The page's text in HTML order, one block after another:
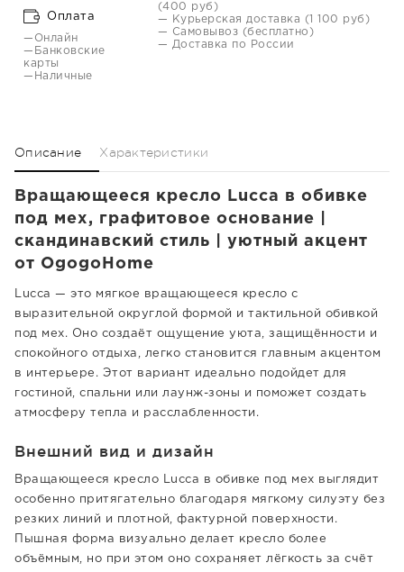
Оплата
—Онлайн
—Банковские
карты
—Наличные
(400 руб)
— Курьерская доставка (1 100 руб)
— Самовывоз (бесплатно)
— Доставка по России
Описание Характеристики
Вращающееся кресло Lucca в обивке
под мех, графитовое основание |
скандинавский стиль | уютный акцент
от OgogoHome
Lucca — это мягкое вращающееся кресло с
выразительной округлой формой и тактильной обивкой
под мех. Оно создаёт ощущение уюта, защищённости и
спокойного отдыха, легко становится главным акцентом
в интерьере. Этот вариант идеально подойдет для
гостиной, спальни или лаунж-зоны и поможет создать
атмосферу тепла и расслабленности.
Внешний вид и дизайн
Вращающееся кресло Lucca в обивке под мех выглядит
особенно притягательно благодаря мягкому силуэту без
резких линий и плотной, фактурной поверхности.
Пышная форма визуально делает кресло более
объёмным, но при этом оно сохраняет лёгкость за счёт